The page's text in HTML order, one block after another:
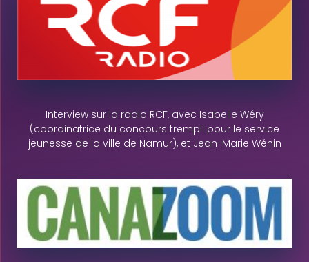
Interview sur la radio RCF, avec Isabelle Wéry
(coordinatrice du concours trempli pour le service
jeunesse de la ville de Namur), et Jean-Marie Wénin